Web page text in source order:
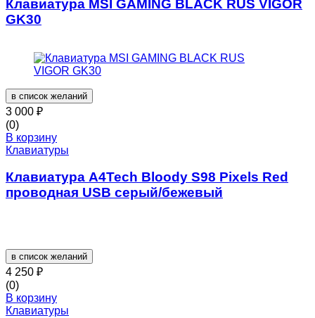
Клавиатура MSI GAMING BLACK RUS VIGOR
GK30
в список желаний
3 000 ₽
(0)
В корзину
Клавиатуры
Клавиатура A4Tech Bloody S98 Pixels Red
проводная USB серый/бежевый
в список желаний
4 250 ₽
(0)
В корзину
Клавиатуры